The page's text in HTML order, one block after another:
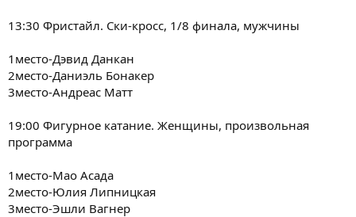
13:30 Фристайл. Ски-кросс, 1/8 финала, мужчины
1место-Дэвид Данкан
2место-Даниэль Бонакер
3место-Андреас Матт
19:00 Фигурное катание. Женщины, произвольная
программа
1место-Мао Асада
2место-Юлия Липницкая
3место-Эшли Вагнер